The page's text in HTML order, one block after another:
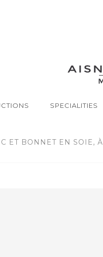
SPECIALITIES
ET BONNET EN SOIE, À